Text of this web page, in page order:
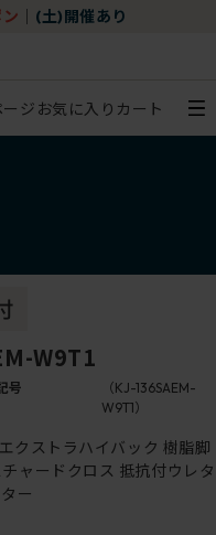
(土)開催あり
ジ お気に入り カート
W9T1
号
（KJ-136SAEM-
W9T1）